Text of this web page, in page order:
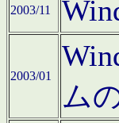
2003/11
2003/01
ム